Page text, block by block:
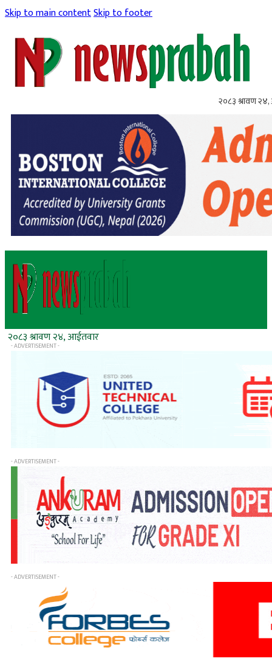
Skip to main contentSkip to footer
२०८३ श्रावण
२०८३ श्रावण २४, आईतवार
- ADVERTISEMENT -
- ADVERTISEMENT -
- ADVERTISEMENT -